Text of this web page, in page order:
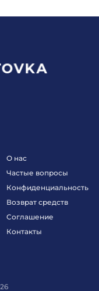
О нас
Частые вопросы
Конфиденциальность
Возврат средств
Соглашение
Контакты